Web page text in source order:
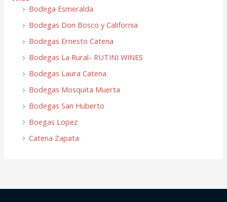
Bodega Esmeralda
Bodegas Don Bosco y California
Bodegas Ernesto Catena
Bodegas La Rural- RUTINI WINES
Bodegas Laura Catena
Bodegas Mosquita Muerta
Bodegas San Huberto
Boegas Lopez
Catena Zapata